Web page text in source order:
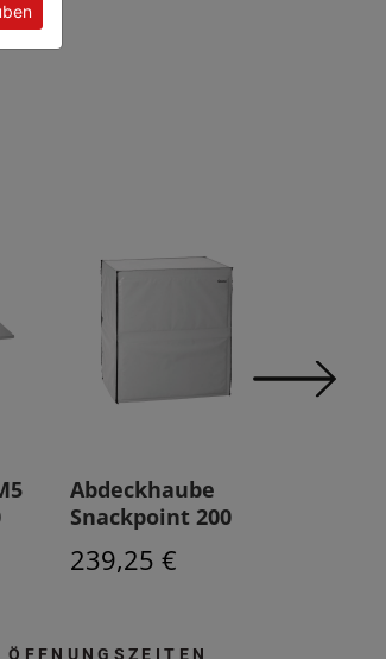
Abdeckhaube
Snackpoint 200
239,25 €
ÖFFNUNGSZEITEN